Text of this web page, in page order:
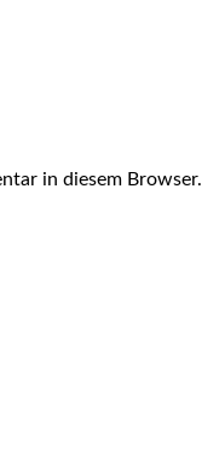
in diesem Browser.